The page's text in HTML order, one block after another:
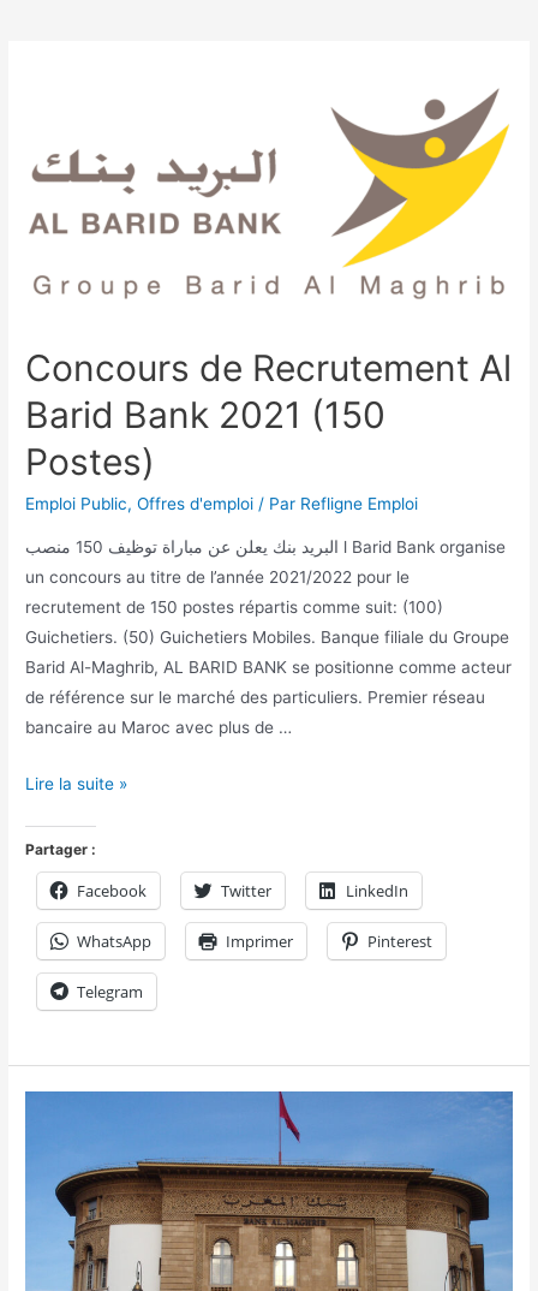
Concours de Recrutement Al
Barid Bank 2021 (150
Postes)
Emploi Public,Offres d'emploi / Par Refligne Emploi
البريد بنك يعلن عن مباراة توظيف 150 منصب l Barid Bank organise
un concours au titre de l’année 2021/2022 pour le
recrutement de 150 postes répartis comme suit: (100)
Guichetiers. (50) Guichetiers Mobiles. Banque filiale du Groupe
Barid Al-Maghrib, AL BARID BANK se positionne comme acteur
de référence sur le marché des particuliers. Premier réseau
bancaire au Maroc avec plus de …
Lire la suite »
Partager :
Facebook Twitter LinkedIn
WhatsApp Imprimer Pinterest
Telegram